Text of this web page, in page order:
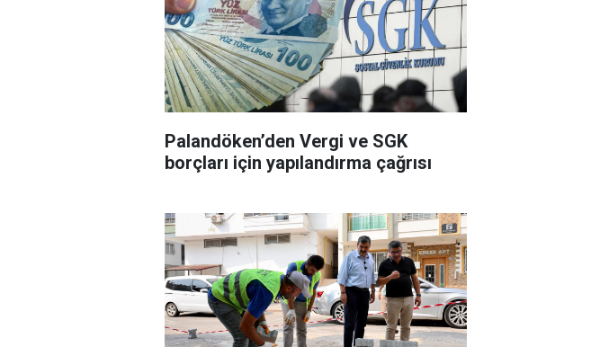
Palandöken’den Vergi ve SGK
borçları için yapılandırma çağrısı